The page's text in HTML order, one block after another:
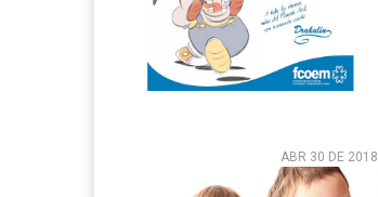
ABR 30 DE 2018